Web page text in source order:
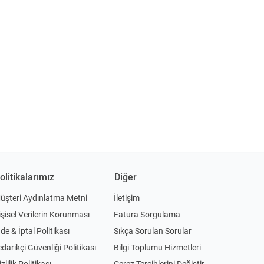
Aydınlatma Metni
Verilerin Korunması
& İptal Politikası
Güvenliği Politikası
Diğer
İletişim
Fatura Sorgulama
Sıkça Sorulan Sorular
Bilgi Toplumu Hizmetleri